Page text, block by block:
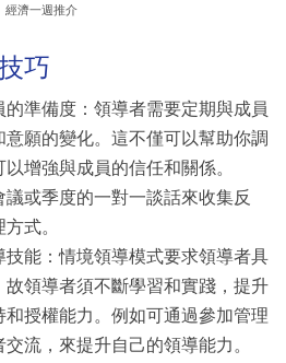
經濟一週推介
巧
的準備度：領導者需要定期與成員
願的變化。這不僅可以幫助你調
增強與成員的信任和關係。
或季度的一對一談話來收集反
式。
技能：情境領導模式要求領導者具
領導者須不斷學習和實踐，提升
授權能力。例如可通過參加管理
流，來提升自己的領導能力。